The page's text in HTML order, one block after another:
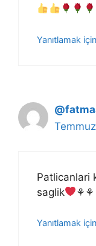
Yanıtlamak
Patlicanlari
saglik
⚘ ⚘
Yanıtlamak